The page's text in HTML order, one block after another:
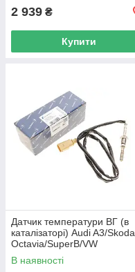
2 939 ₴
Купити
Датчик температури ВГ (в
каталізаторі) Audi A3/Skoda
Octavia/SuperB/VW
Golf/Tiguan 1.6D/2.0D
7.08369.04.0 UA62
В наявності